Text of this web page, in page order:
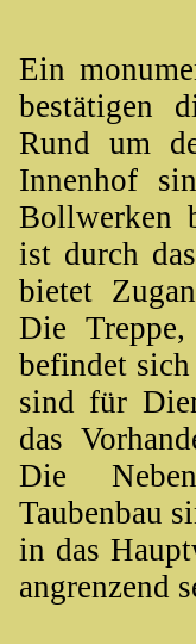
Ein
bestätigen
Rund um
Innenhof
Bollwerken
ist durch
bietet
Die
befindet
sind für
das
Die
Taubenbau
in das
angrenzend